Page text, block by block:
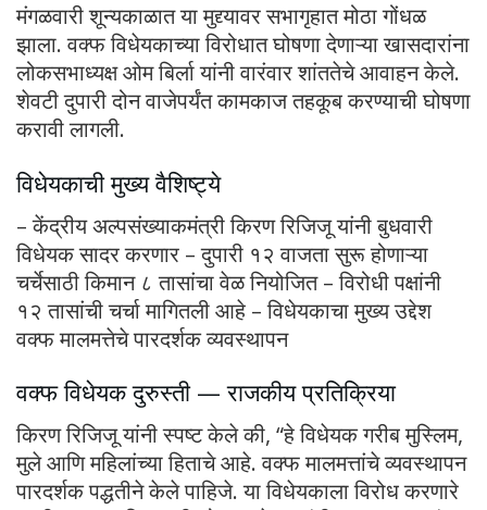
मंगळवारी शून्यकाळात या मुद्द्यावर सभागृहात मोठा गोंधळ
झाला. वक्फ विधेयकाच्या विरोधात घोषणा देणाऱ्या खासदारांना
लोकसभाध्यक्ष ओम बिर्ला यांनी वारंवार शांततेचे आवाहन केले.
शेवटी दुपारी दोन वाजेपर्यंत कामकाज तहकूब करण्याची घोषणा
करावी लागली.
विधेयकाची मुख्य वैशिष्ट्ये
– केंद्रीय अल्पसंख्याकमंत्री किरण रिजिजू यांनी बुधवारी
विधेयक सादर करणार – दुपारी १२ वाजता सुरू होणाऱ्या
चर्चेसाठी किमान ८ तासांचा वेळ नियोजित – विरोधी पक्षांनी
१२ तासांची चर्चा मागितली आहे – विधेयकाचा मुख्य उद्देश
वक्फ मालमत्तेचे पारदर्शक व्यवस्थापन
वक्फ विधेयक दुरुस्ती — राजकीय प्रतिक्रिया
किरण रिजिजू यांनी स्पष्ट केले की, “हे विधेयक गरीब मुस्लिम,
मुले आणि महिलांच्या हिताचे आहे. वक्फ मालमत्तांचे व्यवस्थापन
पारदर्शक पद्धतीने केले पाहिजे. या विधेयकाला विरोध करणारे